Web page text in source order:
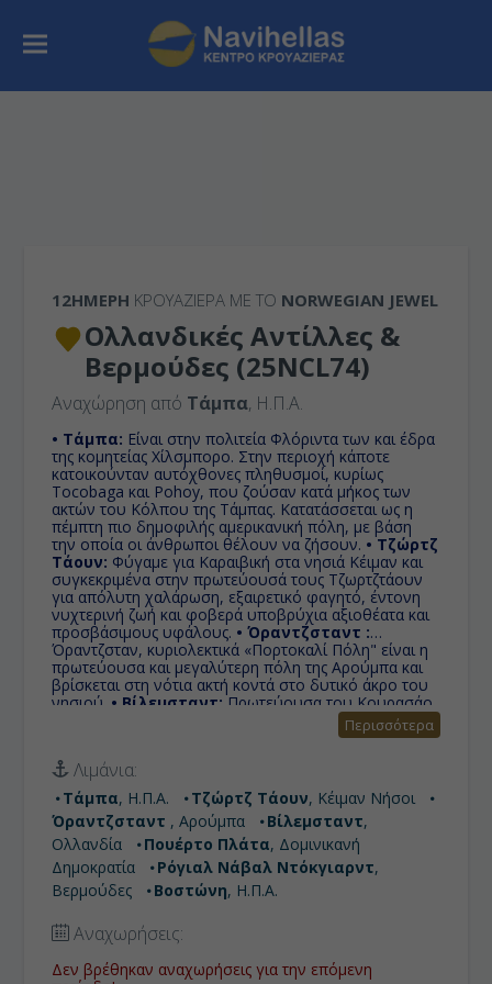
12ΉΜΕΡΗ ΚΡΟΥΑΖΙΕΡΑ ΜΕ ΤΟ NORWEGIAN JEWEL
Ολλανδικές Αντίλλες &
Βερμούδες (25NCL74)
Αναχώρηση από Τάμπα, Η.Π.Α.
• Τάμπα: Είναι στην πολιτεία Φλόριντα των και έδρα
της κομητείας Χίλσμπορο. Στην περιοχή κάποτε
κατοικούνταν αυτόχθονες πληθυσμοί, κυρίως
Tocobaga και Pohoy, που ζούσαν κατά μήκος των
ακτών του Κόλπου της Τάμπας. Kατατάσσεται ως η
πέμπτη πιο δημοφιλής αμερικανική πόλη, με βάση
την οποία οι άνθρωποι θέλουν να ζήσουν. • Τζώρτζ
Τάουν: Φύγαμε για Καραιβική στα νησιά Κέιμαν και
συγκεκριμένα στην πρωτεύουσά τους Τζωρτζτάουν
για απόλυτη χαλάρωση, εξαιρετικό φαγητό, έντονη
νυχτερινή ζωή και φοβερά υποβρύχια αξιοθέατα και
προσβάσιμους υφάλους. • Όραντζσταντ :
Όραντζσταν, κυριολεκτικά «Πορτοκαλί Πόλη" είναι η
πρωτεύουσα και μεγαλύτερη πόλη της Αρούμπα και
βρίσκεται στη νότια ακτή κοντά στο δυτικό άκρο του
νησιού. • Βίλεμσταντ: Πρωτεύουσα του Κουρασάο,
εδώ τείχη, κανάλια, αναχώματα, προμαχώνες και
κανόνια στέκουν επιβλητικά, προκειμένου να
τρομάξουν τον πιθανό εχθρό.
Βρίσκεται βόρεια της Δομινικανής Δημοκρατίας. Είναι
η βορειότερη επαρχία της Δομινικανής Δημοκρατίας
και ένα μέρος του βρίσκεται στους πρόποδες της
βόρειας οροσειράς. Είναι τόπος με συνεχώς
αυξανόμενο αριθμό τουριστών, κυρίως χάρη στις
καλές του παραλίες.• Ρόγιαλ Νάβαλ Ντόκγιαρντ:
Το γνωστό ως Γιβραλτάρ της Δύσης, ήταν σύμβολο
της βρετανικής στρατιωτικής εξουσίας για
τα πιο δημοφιλή σημεία για τους επισκέπτες της
Βερμούδας, διαθέτοντας τη μεγαλύτερη προβλήτα
κρουαζιερόπλοιων του νησιού και πολλά εστιατόρια,
Περισσότερα
Λιμάνια:
Τάμπα, Η.Π.Α. Τζώρτζ Τάουν, Κέιμαν Νήσοι
Όραντζσταντ , Αρούμπα Βίλεμσταντ,
Ολλανδία
Πουέρτο Πλάτα, Δομινικανή
Δημοκρατία
Ρόγιαλ Νάβαλ Ντόκγιαρντ,
Βερμούδες
Βοστώνη, Η.Π.Α.
Αναχωρήσεις:
Δεν βρέθηκαν αναχωρήσεις για την επόμενη